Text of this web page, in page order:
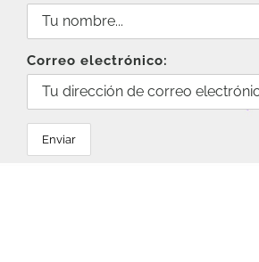
Correo electrónico: